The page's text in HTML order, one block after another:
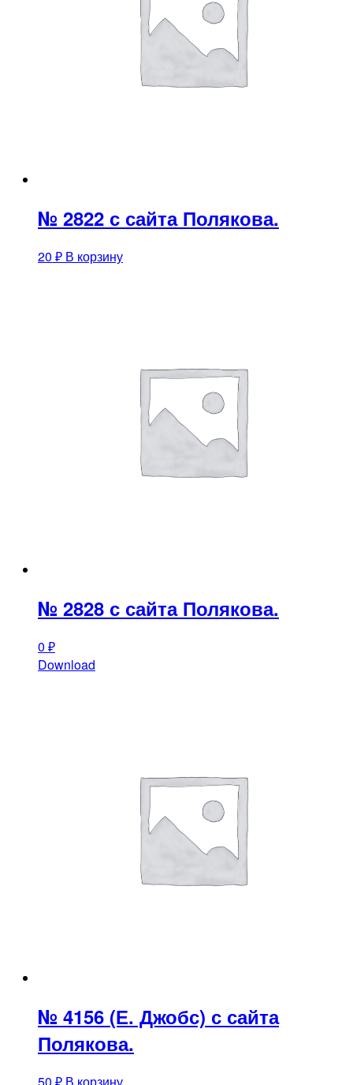
№ 2822 с сайта Полякова.
20 ₽ В корзину
№ 2828 с сайта Полякова.
0 ₽
Download
№ 4156 (Е. Джобс) с сайта
Полякова.
50 ₽ В корзину